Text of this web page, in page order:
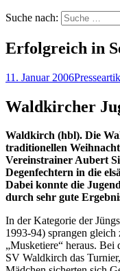
Suche nach:
Erfolgreich in
11. Januar 2006
Waldkircher
Waldkirch (hbl). Die
traditionellen
Vereinstrainer Aubert
Degenfechtern in die
Dabei konnte die
durch sehr gute
In der Kategorie der
1993-94) sprangen
„Musketiere“ heraus.
SV Waldkirch das